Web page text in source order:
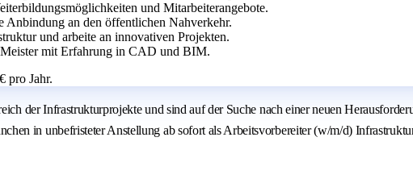
und Mitarbeiterangebote.
Anbindung an den öffentlichen Nahverkehr.
und arbeite an innovativen Projekten.
mit Erfahrung in CAD und BIM.
pro Jahr.
der Infrastrukturprojekte und sind auf der Suche nach einer neuen
in unbefristeter Anstellung ab sofort als Arbeitsvorbereiter (w/m/d)